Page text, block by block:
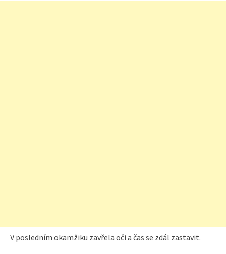
V posledním okamžiku zavřela oči a čas se zdál zastavit.